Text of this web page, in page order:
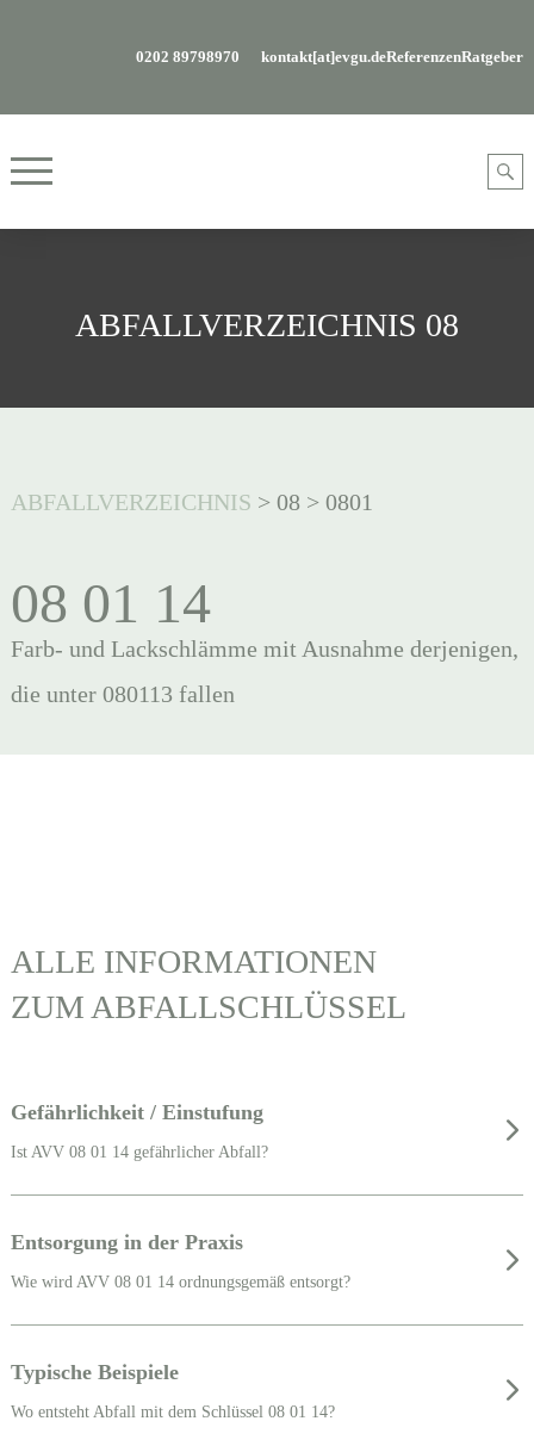
0202 89798970 kontakt[at]evgu.deReferenzenRatgeber
ABFALLVERZEICHNIS 08
ABFALLVERZEICHNIS > 08 > 0801
08 01 14
Farb- und Lackschlämme mit Ausnahme derjenigen,
die unter 080113 fallen
ALLE INFORMATIONEN
ZUM ABFALLSCHLÜSSEL
Gefährlichkeit / Einstufung
Ist AVV 08 01 14 gefährlicher Abfall?
Entsorgung in der Praxis
Wie wird AVV 08 01 14 ordnungsgemäß entsorgt?
Typische Beispiele
Wo entsteht Abfall mit dem Schlüssel 08 01 14?